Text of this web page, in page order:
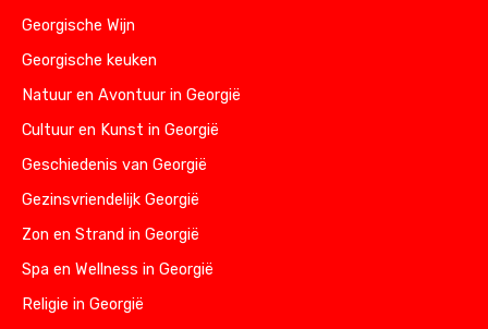
Georgische Wijn
Georgische keuken
Natuur en Avontuur in Georgië
Cultuur en Kunst in Georgië
Geschiedenis van Georgië
Gezinsvriendelijk Georgië
Zon en Strand in Georgië
Spa en Wellness in Georgië
Religie in Georgië